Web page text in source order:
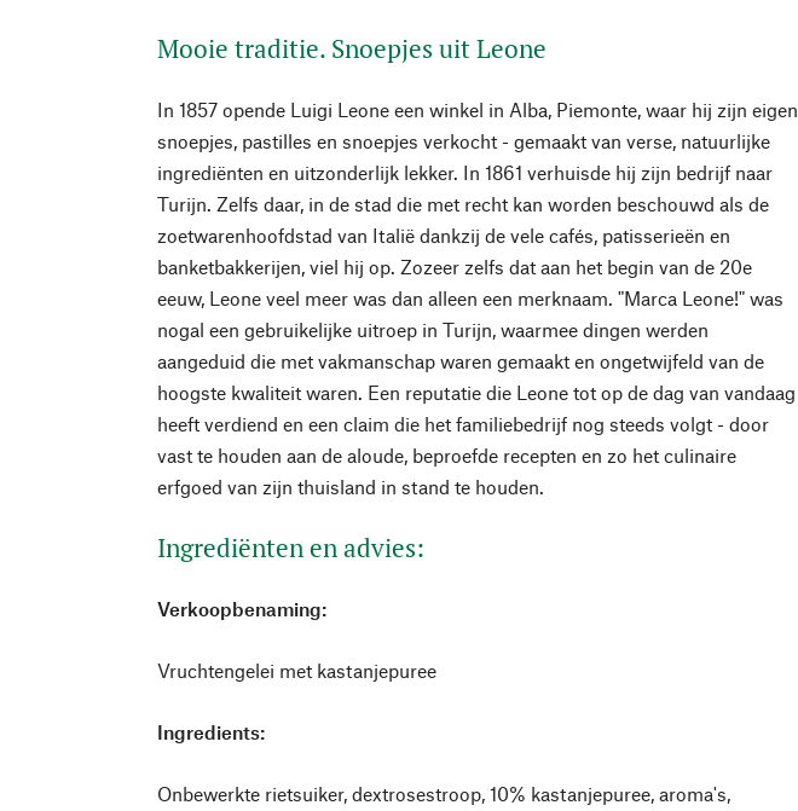
Mooie traditie. Snoepjes uit Leone
In 1857 opende Luigi Leone een winkel in Alba, Piemonte, waar hij zijn eigen
snoepjes, pastilles en snoepjes verkocht - gemaakt van verse, natuurlijke
ingrediënten en uitzonderlijk lekker. In 1861 verhuisde hij zijn bedrijf naar
Turijn. Zelfs daar, in de stad die met recht kan worden beschouwd als de
zoetwarenhoofdstad van Italië dankzij de vele cafés, patisserieën en
banketbakkerijen, viel hij op. Zozeer zelfs dat aan het begin van de 20e
eeuw, Leone veel meer was dan alleen een merknaam. "Marca Leone!" was
nogal een gebruikelijke uitroep in Turijn, waarmee dingen werden
aangeduid die met vakmanschap waren gemaakt en ongetwijfeld van de
hoogste kwaliteit waren. Een reputatie die Leone tot op de dag van vandaag
heeft verdiend en een claim die het familiebedrijf nog steeds volgt - door
vast te houden aan de aloude, beproefde recepten en zo het culinaire
erfgoed van zijn thuisland in stand te houden.
Ingrediënten en advies:
Verkoopbenaming:
Vruchtengelei met kastanjepuree
Ingredients:
Onbewerkte rietsuiker, dextrosestroop, 10% kastanjepuree, aroma's,